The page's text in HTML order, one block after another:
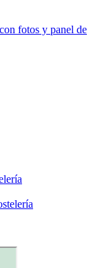
fotos y panel de